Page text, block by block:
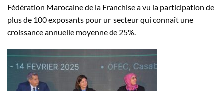
Fédération Marocaine de la Franchise a vu la participation de
plus de 100 exposants pour un secteur qui connaît une
croissance annuelle moyenne de 25%.